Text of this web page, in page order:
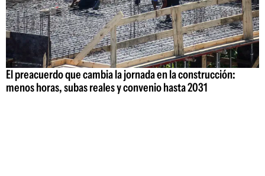
El preacuerdo que cambia la jornada en la construcción:
menos horas, subas reales y convenio hasta 2031